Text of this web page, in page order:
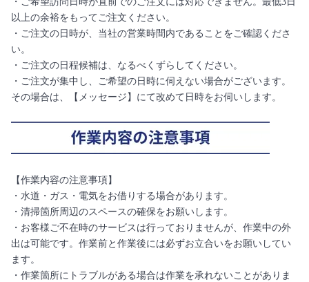
以上の余裕をもってご注文ください。
・ご注文の日時が、当社の営業時間内であることをご確認くださ
い。
・ご注文の日程候補は、なるべくずらしてください。
・ご注文が集中し、ご希望の日時に伺えない場合がございます。
その場合は、【メッセージ】にて改めて日時をお伺いします。
【作業内容の注意事項】
・水道・ガス・電気をお借りする場合があります。
・清掃箇所周辺のスペースの確保をお願いします。
・お客様ご不在時のサービスは行っておりませんが、作業中の外
出は可能です。作業前と作業後には必ずお立合いをお願いしてい
ます。
・作業箇所にトラブルがある場合は作業を承れないことがありま